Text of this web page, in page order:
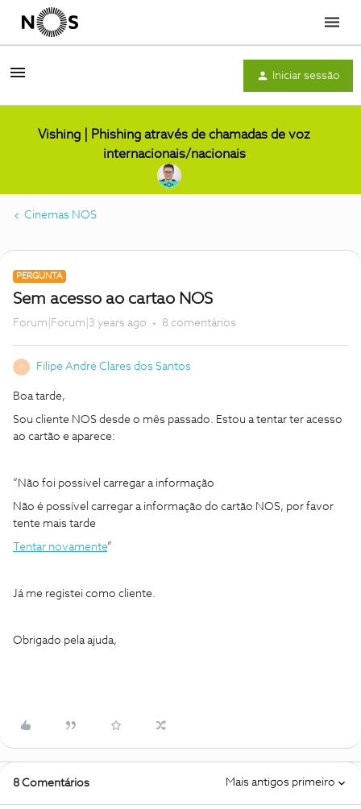
Menu
Iniciar sessão
Vishing | Phishing através de chamadas de voz
internacionais/nacionais
Cinemas NOS
PERGUNTA
Sem acesso ao cartao NOS
Forum|Forum|3 years ago 8 comentários
F Filipe André Clares dos Santos
Boa tarde,
Sou cliente NOS desde o mês passado. Estou a tentar ter acesso
ao cartão e aparece:
“Não foi possível carregar a informação
Não é possível carregar a informação do cartão NOS, por favor
tente mais tarde
Tentar novamente”
Já me registei como cliente.
Obrigado pela ajuda,
8 Comentários Mais antigos primeiro